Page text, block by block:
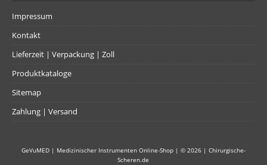
Impressum
Kontakt
Lieferzeit | Verpackung | Zoll
Produktkataloge
Sitemap
Zahlung | Versand
GeVuMED | Medizinischer Instrumenten Online-Shop | © 2026 | Chirurgische-
Scheren.de